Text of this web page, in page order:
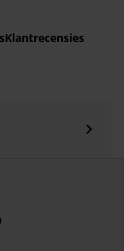
Klantrecensies